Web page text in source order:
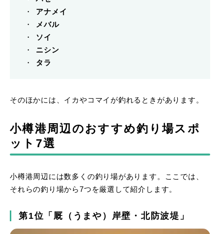
アナメイ
メバル
ソイ
ニシン
タラ
そのほかには、イカやコマイが釣れるときがあります。
小樽港周辺のおすすめ釣り場スポ
ット7選
小樽港周辺には数多くの釣り場があります。ここでは、
それらの釣り場から7つを厳選して紹介します。
第1位「厩（うまや）岸壁・北防波堤」